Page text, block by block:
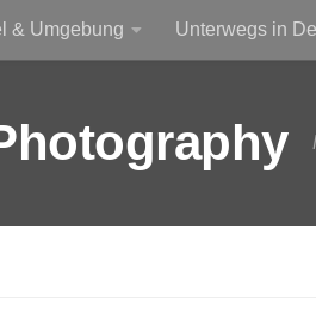
& Umgebung Unterwegs in